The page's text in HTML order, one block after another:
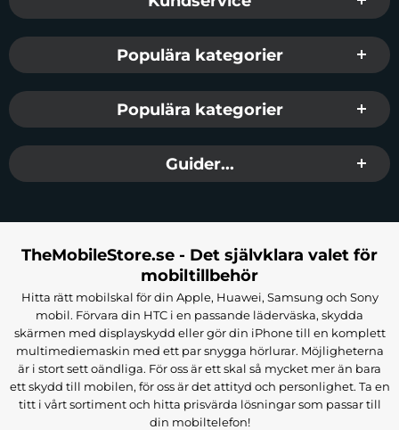
Populära kategorier
Populära kategorier
Guider...
TheMobileStore.se - Det självklara valet för
mobiltillbehör
Hitta rätt mobilskal för din Apple, Huawei, Samsung och Sony
mobil. Förvara din HTC i en passande läderväska, skydda
skärmen med displayskydd eller gör din iPhone till en komplett
multimediemaskin med ett par snygga hörlurar. Möjligheterna
är i stort sett oändliga. För oss är ett skal så mycket mer än bara
ett skydd till mobilen, för oss är det attityd och personlighet. Ta en
titt i vårt sortiment och hitta prisvärda lösningar som passar till
din mobiltelefon!